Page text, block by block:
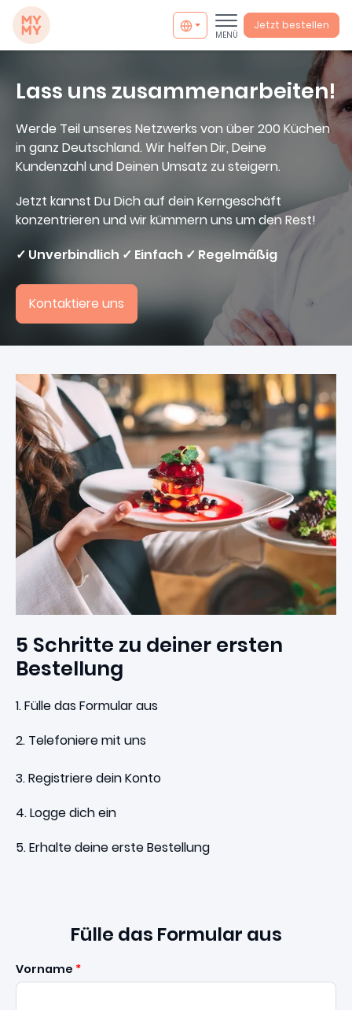
MYMY catering
info@mymycatering.com
4,7
MENÜ
Jetzt bestellen
Lass uns zusammenarbeiten!
Werde Teil unseres Netzwerks von über 200 Küchen
in ganz Deutschland. Wir helfen Dir, Deine
Kundenzahl und Deinen Umsatz zu steigern.
Jetzt kannst Du Dich auf dein Kerngeschäft
konzentrieren und wir kümmern uns um den Rest!
✓ Unverbindlich ✓ Einfach ✓ Regelmäßig
Kontaktiere uns
5 Schritte zu deiner ersten
Bestellung
1. Fülle das Formular aus
2. Telefoniere mit uns
3. Registriere dein Konto
4. Logge dich ein
5. Erhalte deine erste Bestellung
Fülle das Formular aus
Vorname